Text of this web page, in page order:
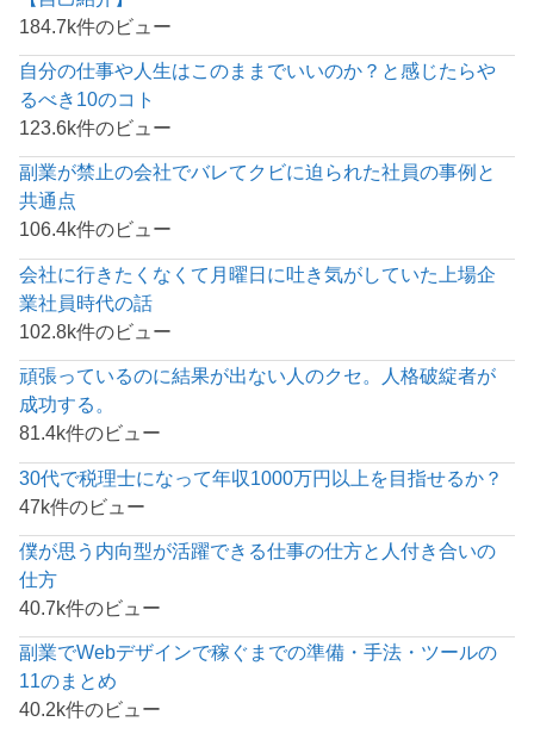
184.7k件のビュー
自分の仕事や人生はこのままでいいのか？と感じたらや
るべき10のコト
123.6k件のビュー
副業が禁止の会社でバレてクビに迫られた社員の事例と
共通点
106.4k件のビュー
会社に行きたくなくて月曜日に吐き気がしていた上場企
業社員時代の話
102.8k件のビュー
頑張っているのに結果が出ない人のクセ。人格破綻者が
成功する。
81.4k件のビュー
30代で税理士になって年収1000万円以上を目指せるか？
47k件のビュー
僕が思う内向型が活躍できる仕事の仕方と人付き合いの
仕方
40.7k件のビュー
副業でWebデザインで稼ぐまでの準備・手法・ツールの
11のまとめ
40.2k件のビュー